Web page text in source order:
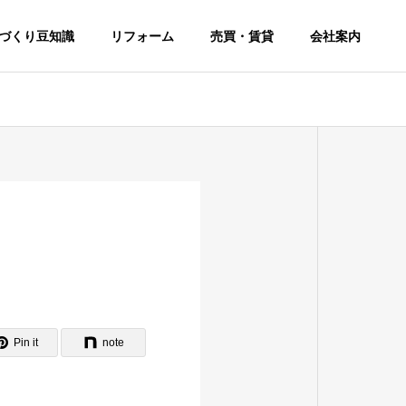
くり豆知識 リフォーム 売買・賃貸 会社案内
Pin it note